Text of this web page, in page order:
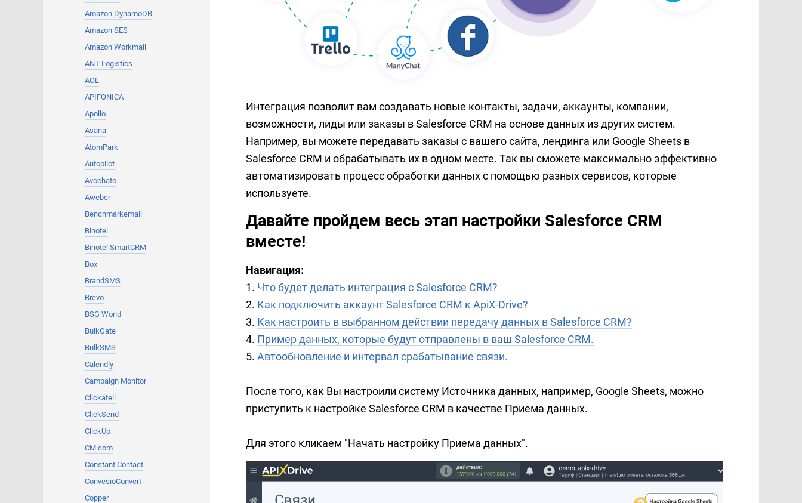
Amazon DynamoDB
Amazon SES
Amazon Workmail
ANT-Logistics
AOL
APIFONICA
Apollo
Asana
AtomPark
Autopilot
Avochato
Aweber
Benchmarkemail
Binotel
Binotel SmartCRM
Box
BrandSMS
Brevo
BSG World
BulkGate
BulkSMS
Calendly
Campaign Monitor
Clickatell
ClickSend
ClickUp
CM.com
Constant Contact
ConvesioConvert
Copper
Интеграция позволит вам создавать новые контакты, задачи, аккаунты, компании,
возможности, лиды или заказы в Salesforce CRM на основе данных из других систем.
Например, вы можете передавать заказы с вашего сайта, лендинга или Google Sheets в
Salesforce CRM и обрабатывать их в одном месте. Так вы сможете максимально эффективно
автоматизировать процесс обработки данных с помощью разных сервисов, которые
используете.
Давайте пройдем весь этап настройки Salesforce CRM
вместе!
Навигация:
1. Что будет делать интеграция с Salesforce CRM?
2. Как подключить аккаунт Salesforce CRM к ApiX-Drive?
3. Как настроить в выбранном действии передачу данных в Salesforce CRM?
4. Пример данных, которые будут отправлены в ваш Salesforce CRM.
5. Автообновление и интервал срабатывание связи.
После того, как Вы настроили систему Источника данных, например, Google Sheets, можно
приступить к настройке Salesforce CRM в качестве Приема данных.
Для этого кликаем "Начать настройку Приема данных".